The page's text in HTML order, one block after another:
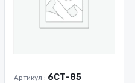
Артикул : 6СТ-85